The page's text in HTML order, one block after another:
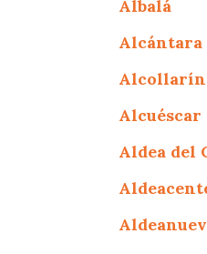
Albalá
Alcántara
Alcollarín
Alcuéscar
Aldea del